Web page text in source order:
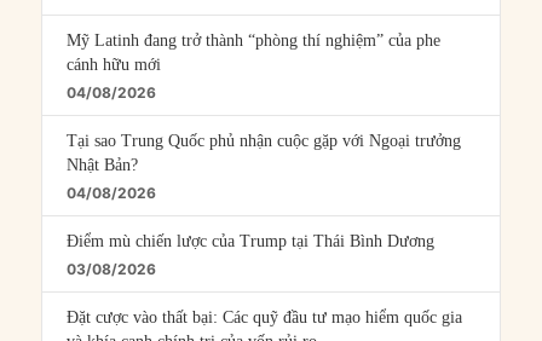
Mỹ Latinh đang trở thành “phòng thí nghiệm” của phe
cánh hữu mới
04/08/2026
Tại sao Trung Quốc phủ nhận cuộc gặp với Ngoại trưởng
Nhật Bản?
04/08/2026
Điểm mù chiến lược của Trump tại Thái Bình Dương
03/08/2026
Đặt cược vào thất bại: Các quỹ đầu tư mạo hiểm quốc gia